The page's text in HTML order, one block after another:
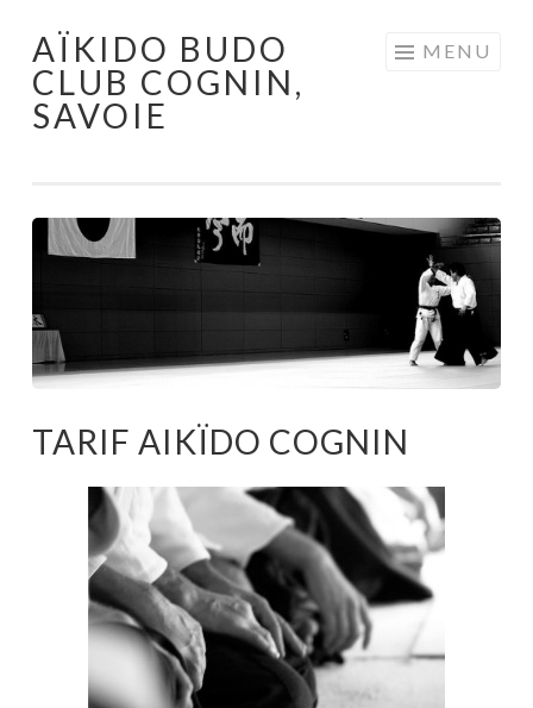
Aller au contenu principal
AÏKIDO BUDO
CLUB COGNIN,
SAVOIE
MENU
TARIF AIKÏDO COGNIN